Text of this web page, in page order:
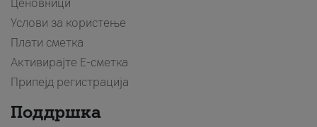
Ценовници
Услови за користење
Плати сметка
Активирајте Е-сметка
Припејд регистрација
Поддршка